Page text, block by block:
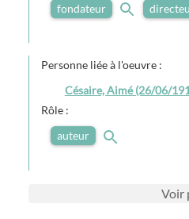
fondateur
Personne liée à l'oeuvre :
Césaire, Aimé (26/06/
Rôle :
auteur
Voir